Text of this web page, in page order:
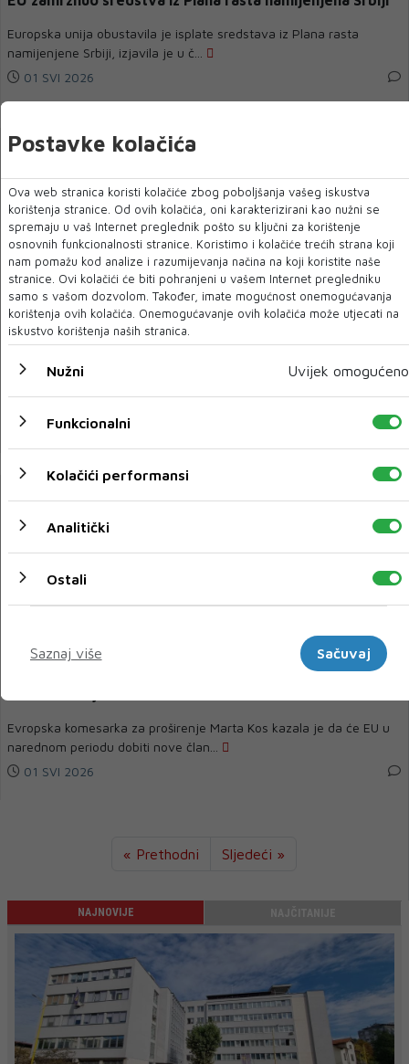
Europska unija obustavila je isplate sredstava iz Plana rasta
namijenjene Srbiji, izjavila je u č...
01 SVI 2026
Kod Ogulina nađena dva tijela: Ubijena žena, pronađen i
mrtav muškarac
NA PODRUČJU općine Josipdol u blizini Ogulina danas se dogodio
težak zločin. Policija je oko 13 s...
01 SVI 2026
Kos: Crna Gora će biti prva koja će se pridružiti EU, a
Evropska komesarka za proširenje Marta Kos kazala je da će EU u
narednom periodu dobiti nove član...
01 SVI 2026
« Prethodni Sljedeći »
NAJNOVIJE
Postavke kolačića
Ova web stranica koristi kolačiće zbog poboljšanja vašeg iskustva
korištenja stranice. Od ovih kolačića, oni karakterizirani kao nužni se
spremaju u vaš Internet preglednik pošto su ključni za korištenje
osnovnih funkcionalnosti stranice. Koristimo i kolačiće trećih strana koji
nam pomažu kod analize i razumijevanja načina na koji koristite naše
stranice. Ovi kolačići će biti pohranjeni u vašem Internet pregledniku
samo s vašom dozvolom. Također, imate mogućnost onemogućavanja
korištenja ovih kolačića. Onemogućavanje ovih kolačića može utjecati na
iskustvo korištenja naših stranica.
Nužni Uvijek omogućeno
Funkcionalni
Kolačići performansi
Analitički
Ostali
Saznaj više
Sačuvaj